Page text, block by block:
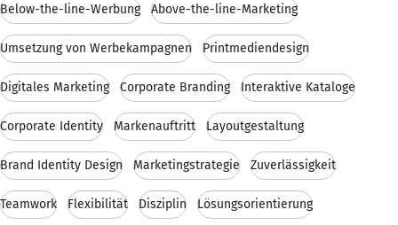
Below-the-line-Werbung Above-the-line-Marketing
Umsetzung von Werbekampagnen Printmediendesign
Digitales Marketing Corporate Branding Interaktive Kataloge
Corporate Identity Markenauftritt Layoutgestaltung
Brand Identity Design Marketingstrategie Zuverlässigkeit
Teamwork Flexibilität Disziplin Lösungsorientierung